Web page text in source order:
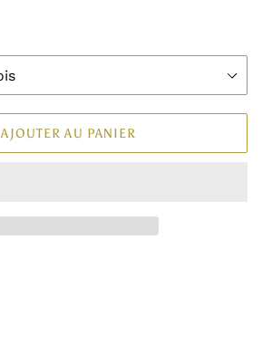
AJOUTER AU PANIER